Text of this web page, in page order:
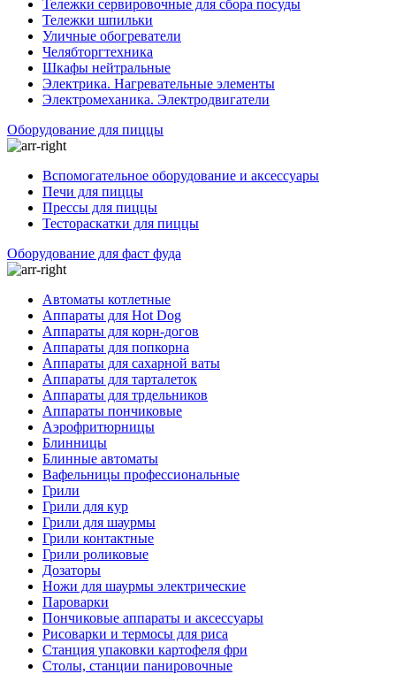
Тележки сервировочные для сбора посуды
Тележки шпильки
Уличные обогреватели
Челябторгтехника
Шкафы нейтральные
Электрика. Нагревательные элементы
Электромеханика. Электродвигатели
Оборудование для пиццы
Вспомогательное оборудование и аксессуары
Печи для пиццы
Прессы для пиццы
Тестораскатки для пиццы
Оборудование для фаст фуда
Автоматы котлетные
Аппараты для Hot Dog
Аппараты для корн-догов
Аппараты для попкорна
Аппараты для сахарной ваты
Аппараты для тарталеток
Аппараты для трдельников
Аппараты пончиковые
Аэрофритюрницы
Блинницы
Блинные автоматы
Вафельницы профессиональные
Грили
Грили для кур
Грили для шаурмы
Грили контактные
Грили роликовые
Дозаторы
Ножи для шаурмы электрические
Пароварки
Пончиковые аппараты и аксессуары
Рисоварки и термосы для риса
Станция упаковки картофеля фри
Столы, станции панировочные